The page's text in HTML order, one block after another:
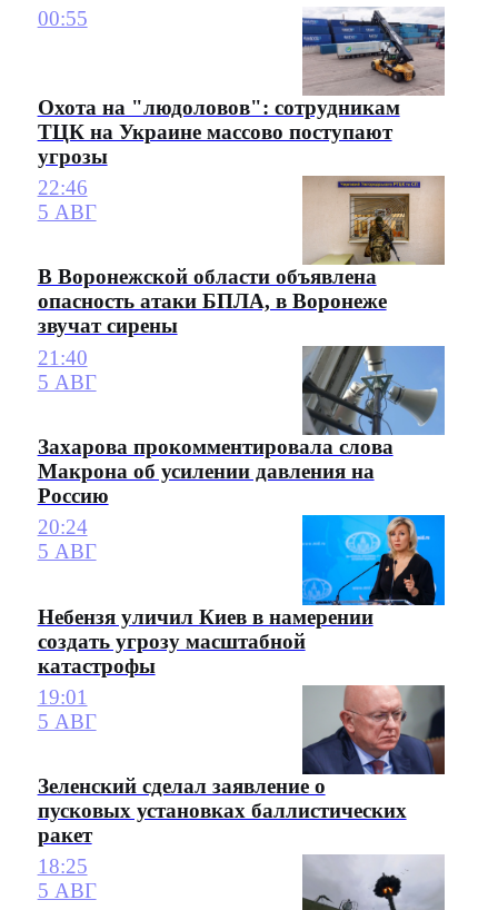
00:55
Охота на "людоловов": сотрудникам
ТЦК на Украине массово поступают
угрозы
22:46
5 АВГ
В Воронежской области объявлена
опасность атаки БПЛА, в Воронеже
звучат сирены
21:40
5 АВГ
Захарова прокомментировала слова
Макрона об усилении давления на
Россию
20:24
5 АВГ
Небензя уличил Киев в намерении
создать угрозу масштабной
катастрофы
19:01
5 АВГ
Зеленский сделал заявление о
пусковых установках баллистических
ракет
18:25
5 АВГ